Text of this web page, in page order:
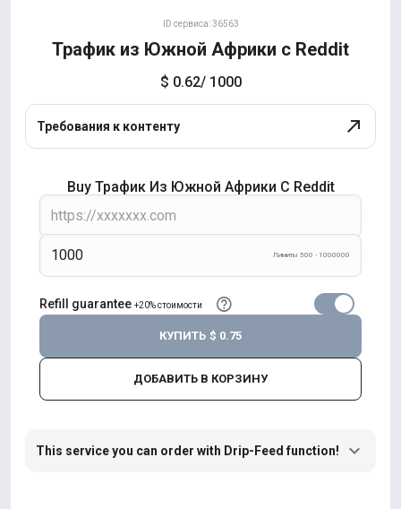
ID сервиса: 36563
Трафик из Южной Африки с Reddit
$ 0.62/ 1000
Требования к контенту
Buy Трафик Из Южной Африки С Reddit
Лимиты 500 - 1000000
Refill guarantee +20% стоимости
ДОБАВИТЬ В КОРЗИНУ
КУПИТЬ $ 0.75
This service you can order with Drip-Feed function!